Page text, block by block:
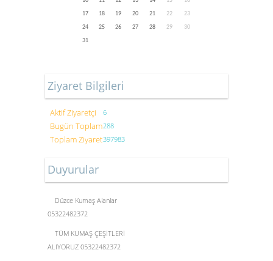
17
18 19 20 21 22
23
24
25 26 27 28 29
30
31
Ziyaret Bilgileri
Aktif Ziyaretçi 6
Bugün Toplam288
Toplam Ziyaret397983
Duyurular
Düzce Kumaş Alanlar
05322482372
TÜM KUMAŞ ÇEŞİTLERİ
ALIYORUZ 05322482372